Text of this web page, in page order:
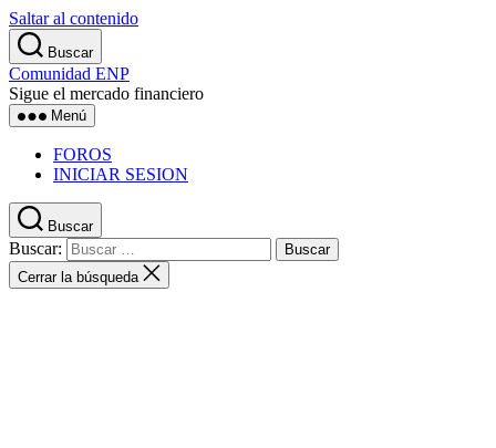
Saltar al contenido
Buscar
Comunidad ENP
Sigue el mercado financiero
Menú
FOROS
INICIAR SESION
Buscar
Buscar:
Cerrar la búsqueda